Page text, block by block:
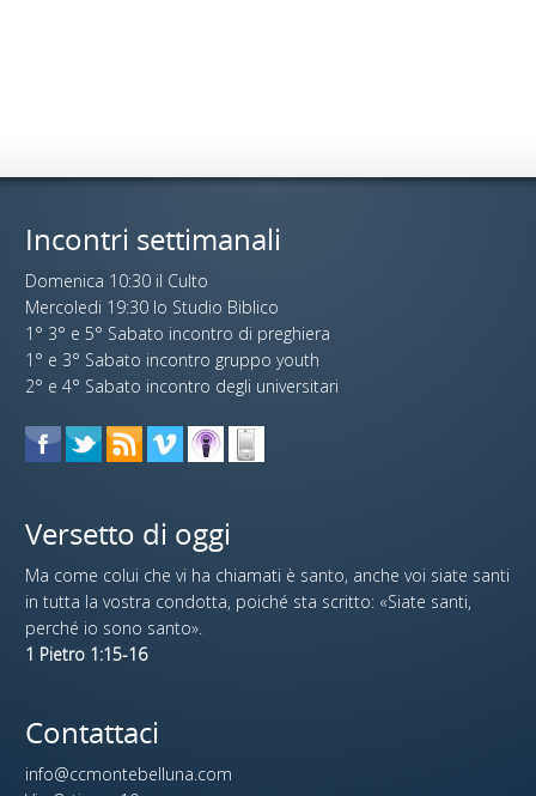
Incontri settimanali
Domenica 10:30 il Culto
Mercoledi 19:30 lo Studio Biblico
1° 3° e 5° Sabato incontro di preghiera
1° e 3° Sabato incontro gruppo youth
2° e 4° Sabato incontro degli universitari
Versetto di oggi
Ma come colui che vi ha chiamati è santo, anche voi siate santi
in tutta la vostra condotta, poiché sta scritto: «Siate santi,
perché io sono santo».
1 Pietro 1:15-16
Contattaci
info@ccmontebelluna.com